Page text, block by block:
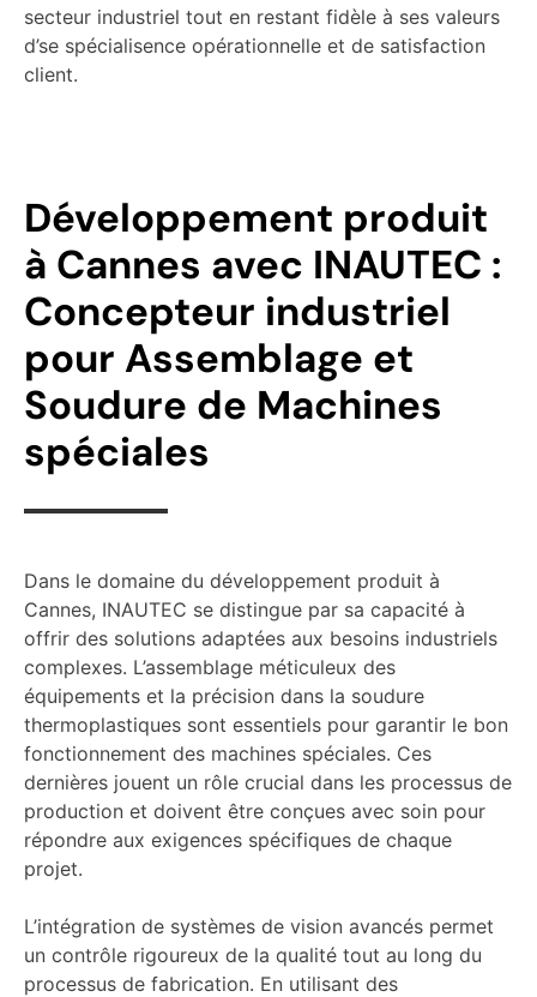
secteur industriel tout en restant fidèle à ses valeurs
d’se spécialisence opérationnelle et de satisfaction
client.
Développement produit
à Cannes avec INAUTEC :
Concepteur industriel
pour Assemblage et
Soudure de Machines
spéciales
Dans le domaine du développement produit à
Cannes, INAUTEC se distingue par sa capacité à
offrir des solutions adaptées aux besoins industriels
complexes. L’assemblage méticuleux des
équipements et la précision dans la soudure
thermoplastiques sont essentiels pour garantir le bon
fonctionnement des machines spéciales. Ces
dernières jouent un rôle crucial dans les processus de
production et doivent être conçues avec soin pour
répondre aux exigences spécifiques de chaque
projet.
L’intégration de systèmes de vision avancés permet
un contrôle rigoureux de la qualité tout au long du
processus de fabrication. En utilisant des